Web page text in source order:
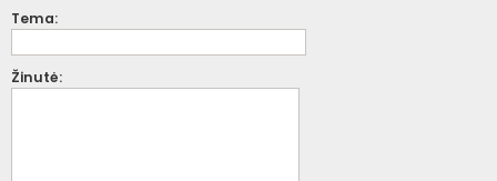
Tema:
Žinutė: